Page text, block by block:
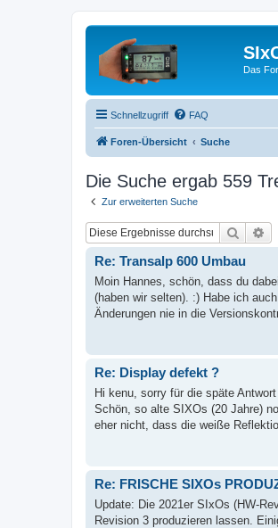
Das
Schnellzugriff FAQ
Foren-Übersicht Suche
Die Suche ergab 559
Zur erweiterten Suche
Suche
Re: Transalp 600 Umbau
Moin Hannes, schön, dass du
(haben wir selten). :) Habe ich
Änderungen nie in die
Re: Display defekt ?
Hi kenu, sorry für die späte
Schön, so alte SIXOs (20 Jahre)
eher nicht, dass die weiße
Re: FRISCHE SIXOs
Update: Die 2021er SIxOs (HW-
Revision 3 produzieren lassen.